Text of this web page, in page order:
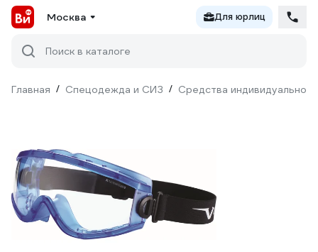
Москва Для юрлиц
Поиск в каталоге
Главная / Спецодежда и СИЗ / Средства индивидуальной